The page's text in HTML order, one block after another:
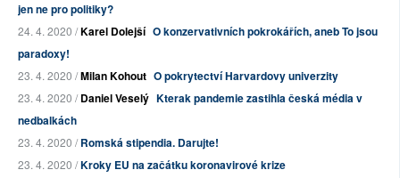
jen ne pro politiky?
24. 4. 2020 /Karel Dolejší O konzervativních pokrokářích, aneb To jsou
paradoxy!
23. 4. 2020 /Milan Kohout O pokrytectví Harvardovy univerzity
23. 4. 2020 /Daniel Veselý Kterak pandemie zastihla česká média v
nedbalkách
23. 4. 2020 /Romská stipendia. Darujte!
23. 4. 2020 /Kroky EU na začátku koronavirové krize